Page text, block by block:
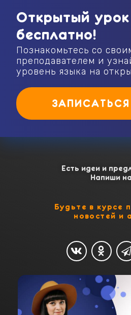
Открытый
бесплатно!
Познакомьтесь со
преподавателем и
уровень языка на
ЗАПИСАТЬСЯ
Есть идеи и
Напиши
Будьте в курсе
новостей и